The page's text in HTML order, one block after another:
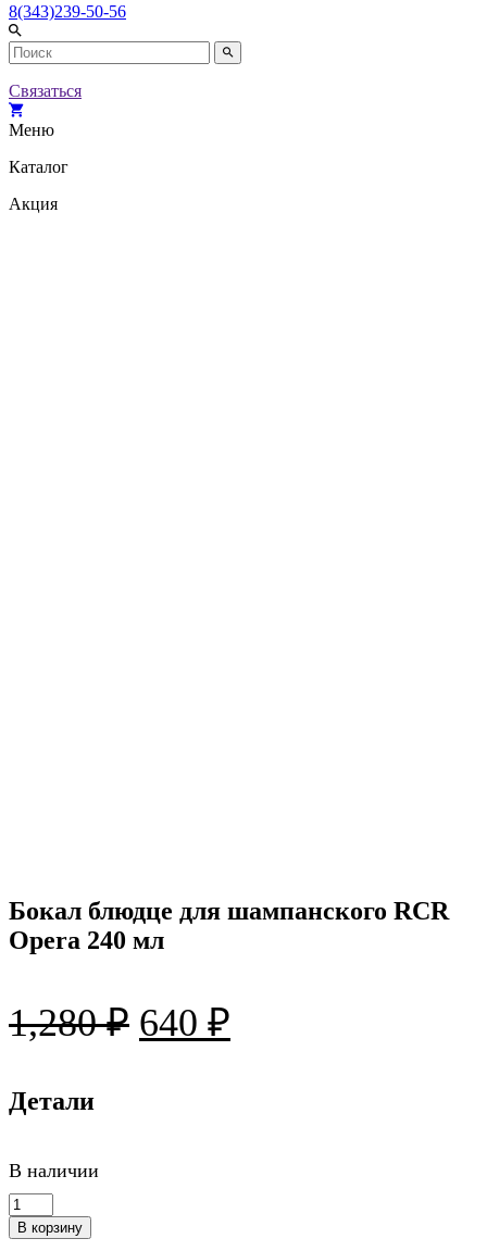
8(343)239-50-56
Связаться
Меню
Каталог
Акция
Бокал блюдце для шампанского RCR
Opera 240 мл
1,280₽ Первоначальная
640 ₽
Детали
В наличии
Количество
товара
Бокал
В корзину